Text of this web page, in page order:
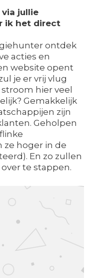
jullie
ik het direct
ontdek
acties en
website opent
je er vrij vlug
hier veel
Gemakkelijk
zijn
Geholpen
hoger in de
En zo zullen
te stappen.